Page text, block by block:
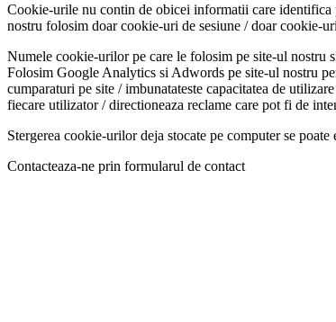
Cookie-urile nu contin de obicei informatii care identifica
nostru folosim doar cookie-uri de sesiune / doar cookie-
Numele cookie-urilor pe care le folosim pe site-ul nostru
Folosim Google Analytics si Adwords pe site-ul nostru
cumparaturi pe site / imbunatateste capacitatea de
fiecare utilizator / directioneaza reclame care pot fi de
Stergerea cookie-urilor deja stocate pe computer se
Contacteaza-ne prin formularul de contact